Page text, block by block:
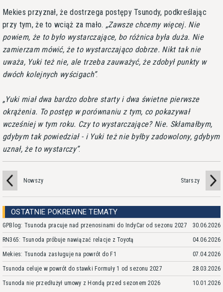
Mekies przyznał, że dostrzega postępy Tsunody, podkreślając
przy tym, że to wciąż za mało. Zawsze chcemy więcej. Nie
powiem, że to było wystarczające, bo różnica była duża. Nie
zamierzam mówić, że to wystarczająco dobrze. Nikt tak nie
uważa, Yuki też nie, ale trzeba zauważyć, że zdobył punkty w
dwóch kolejnych wyścigach .
Yuki miał dwa bardzo dobre starty i dwa świetne pierwsze
okrążenia. To postęp w porównaniu z tym, co pokazywał
wcześniej w tym roku. Czy to wystarczające? Nie. Skłamałbym,
gdybym tak powiedział - i Yuki też nie byłby zadowolony, gdybym
uznał, że to wystarczy .
Nowszy Starszy
OSTATNIE POKREWNE TEMATY
GPBlog: Tsunoda pracuje nad przenosinami do IndyCar od sezonu 2027 30.06.2026
RN365: Tsunoda próbuje nawiązać relacje z Toyotą 04.06.2026
Mekies: Tsunoda zasługuje na powrót do F1 07.04.2026
Tsunoda celuje w powrót do stawki Formuły 1 od sezonu 2027 28.03.2026
Tsunoda nie przedłużył umowy z Hondą przed sezonem 2026 10.01.2026